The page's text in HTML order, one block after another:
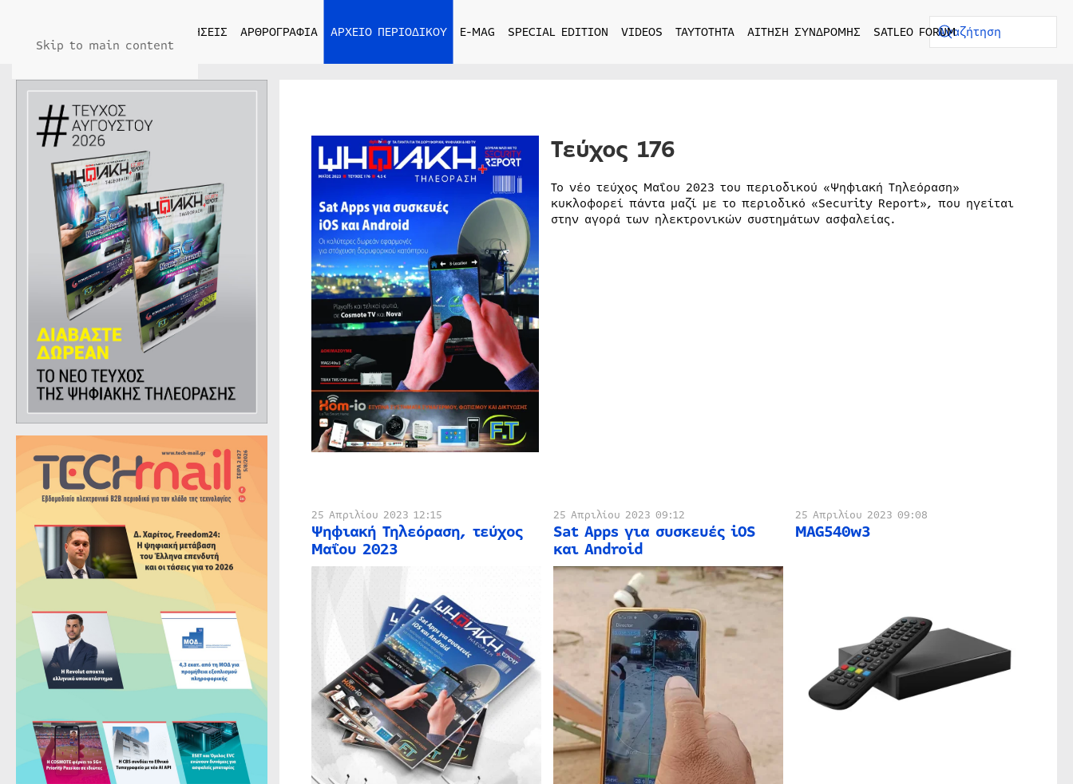
Skip to main content
ΕΙΔΗΣΕΙΣ ΑΡΘΡΟΓΡΑΦΙΑ ΑΡΧΕΙΟ ΠΕΡΙΟΔΙΚΟΥ E-MAG SPECIAL EDITION VIDEOS ΤΑΥΤΟΤΗΤΑ ΑΙΤΗΣΗ ΣΥΝΔΡΟΜΗΣ SATLEO FORUM
Τεύχος 176
Το νέο τεύχος Μαΐου 2023 του περιοδικού «Ψηφιακή Τηλεόραση»
κυκλοφορεί πάντα μαζί με το περιοδικό «Security Report», που ηγείται
στην αγορά των ηλεκτρονικών συστημάτων ασφαλείας.
25 Απριλίου 2023 12:15
Ψηφιακή Τηλεόραση, τεύχος
Μαΐου 2023
25 Απριλίου 2023 09:12
Sat Apps για συσκευές iOS
και Android
25 Απριλίου 2023 09:08
MAG540w3